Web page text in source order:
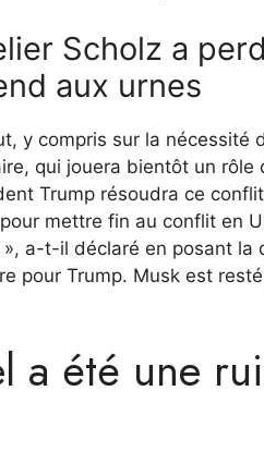
Scholz a
aux urnes
y compris sur la nécessité
qui jouera bientôt un
Trump résoudra ce
mettre fin au conflit en
a-t-il déclaré en posant la
pour Trump. Musk est
a été une